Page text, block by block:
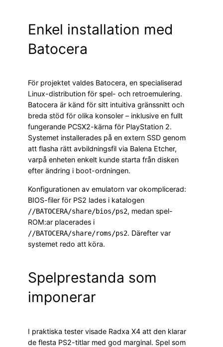
Enkel installation med
Batocera
För projektet valdes Batocera, en specialiserad
Linux-distribution för spel- och retroemulering.
Batocera är känd för sitt intuitiva gränssnitt och
breda stöd för olika konsoler – inklusive en fullt
fungerande PCSX2-kärna för PlayStation 2.
Systemet installerades på en extern SSD genom
att flasha rätt avbildningsfil via Balena Etcher,
varpå enheten enkelt kunde starta från disken
efter ändring i boot-ordningen.
Konfigurationen av emulatorn var okomplicerad:
BIOS-filer för PS2 lades i katalogen
//BATOCERA/share/bios/ps2, medan spel-
ROM:ar placerades i
//BATOCERA/share/roms/ps2. Därefter var
systemet redo att köra.
Spelprestanda som
imponerar
I praktiska tester visade Radxa X4 att den klarar
de flesta PS2-titlar med god marginal. Spel som